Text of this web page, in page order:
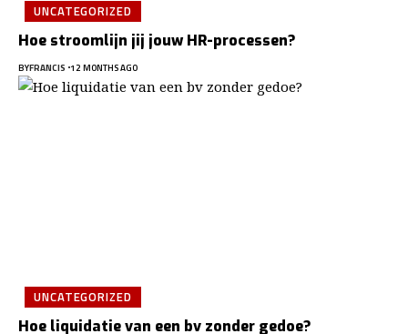
UNCATEGORIZED
Hoe stroomlijn jij jouw HR-processen?
BYFRANCIS 12 MONTHS AGO
UNCATEGORIZED
Hoe liquidatie van een bv zonder gedoe?